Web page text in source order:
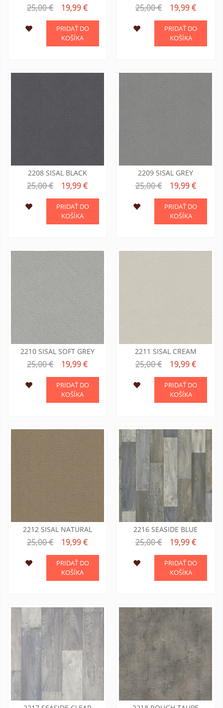
25,00 € 19,99 €
PRIDAŤ DO
KOŠÍKA
25,00 € 19,99 €
PRIDAŤ DO
KOŠÍKA
2208 SISAL BLACK
25,00 € 19,99 €
PRIDAŤ DO
KOŠÍKA
2209 SISAL GREY
25,00 € 19,99 €
PRIDAŤ DO
KOŠÍKA
2210 SISAL SOFT GREY
25,00 € 19,99 €
PRIDAŤ DO
KOŠÍKA
2211 SISAL CREAM
25,00 € 19,99 €
PRIDAŤ DO
KOŠÍKA
2212 SISAL NATURAL
25,00 € 19,99 €
PRIDAŤ DO
KOŠÍKA
2216 SEASIDE BLUE
25,00 € 19,99 €
PRIDAŤ DO
KOŠÍKA